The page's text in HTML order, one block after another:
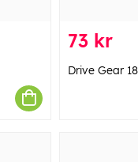
73 kr
Drive Gear